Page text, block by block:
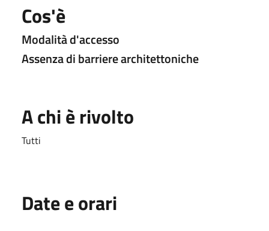
Cos'è
Modalità d'accesso
Assenza di barriere architettoniche
A chi è rivolto
Tutti
Date e orari